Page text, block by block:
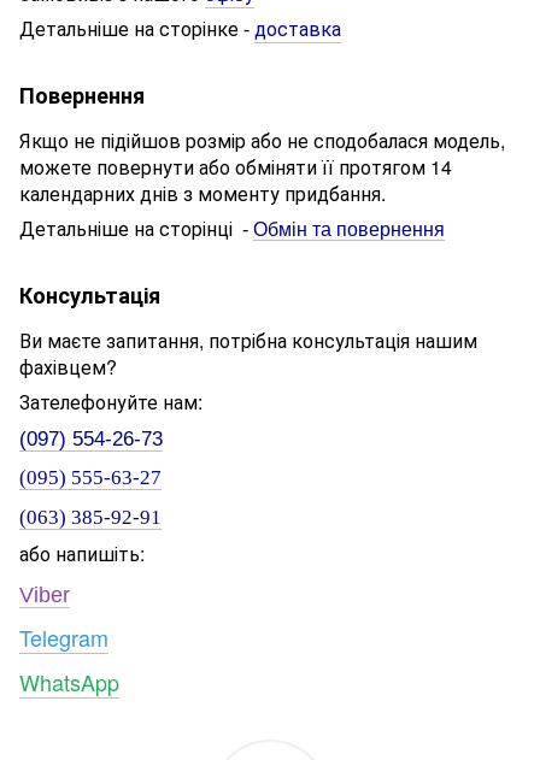
Детальніше на сторінке - доставка
Повернення
Якщо не підійшов розмір або не сподобалася модель,
можете повернути або обміняти її протягом 14
календарних днів з моменту придбання.
Детальніше на сторінці - Обмін та повернення
Консультація
Ви маєте запитання, потрібна консультація нашим
фахівцем?
Зателефонуйте нам:
(097) 554-26-73
(095) 555-63-27
(063) 385-92-91
або напишіть:
Viber
Telegram
WhatsApp